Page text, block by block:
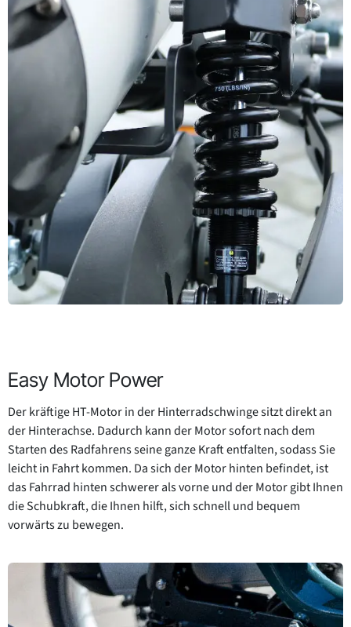
Easy Motor Power
Der kräftige HT-Motor in der Hinterradschwinge sitzt direkt an
der Hinterachse. Dadurch kann der Motor sofort nach dem
Starten des Radfahrens seine ganze Kraft entfalten, sodass Sie
leicht in Fahrt kommen. Da sich der Motor hinten befindet, ist
das Fahrrad hinten schwerer als vorne und der Motor gibt Ihnen
die Schubkraft, die Ihnen hilft, sich schnell und bequem
vorwärts zu bewegen.